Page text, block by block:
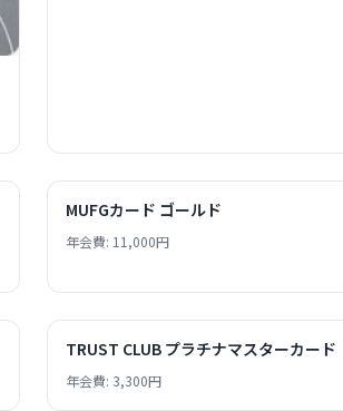
MUFGカード ゴールド
年会費: 11,000円
TRUST CLUB プラチナマスターカード
年会費: 3,300円